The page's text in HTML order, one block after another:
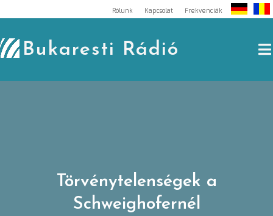
to
content
Rólunk Kapcsolat Frekvenciák
Bukaresti Rádió
Törvénytelenségek a
Schweighofernél